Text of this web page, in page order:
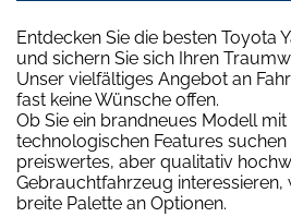
Entdecken Sie die besten Toyota
und sichern Sie sich Ihren
Unser vielfältiges Angebot an
fast keine Wünsche offen.
Ob Sie ein brandneues Modell
technologischen Features
preiswertes, aber qualitativ
Gebrauchtfahrzeug interessieren,
breite Palette an Optionen.